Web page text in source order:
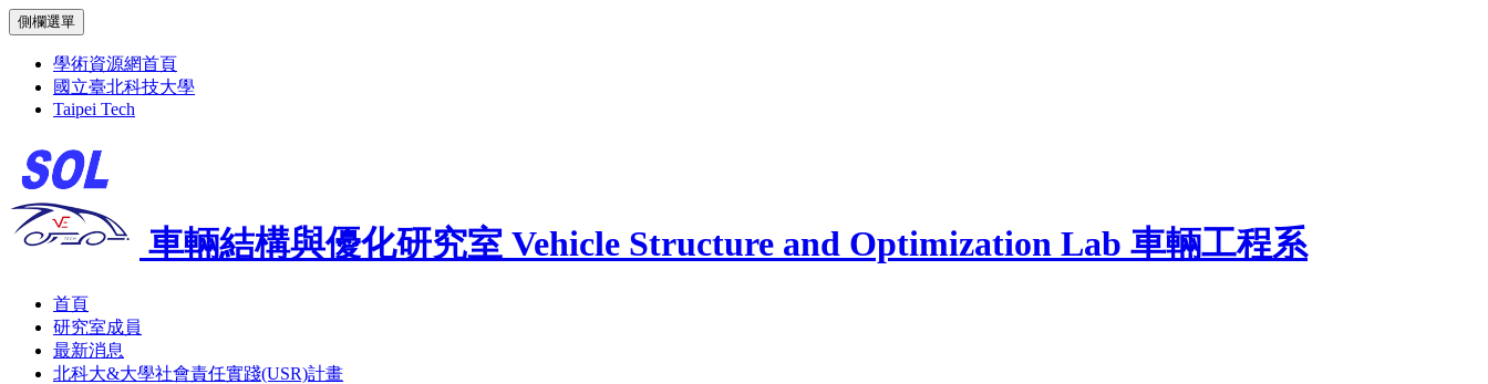
側欄選單
學術資源網首頁
國立臺北科技大學
Taipei Tech
車輛結構與優化研究室 Vehicle Structure and Optimization Lab 車輛工程系
首頁
研究室成員
最新消息
北科大&大學社會責任實踐(USR)計畫